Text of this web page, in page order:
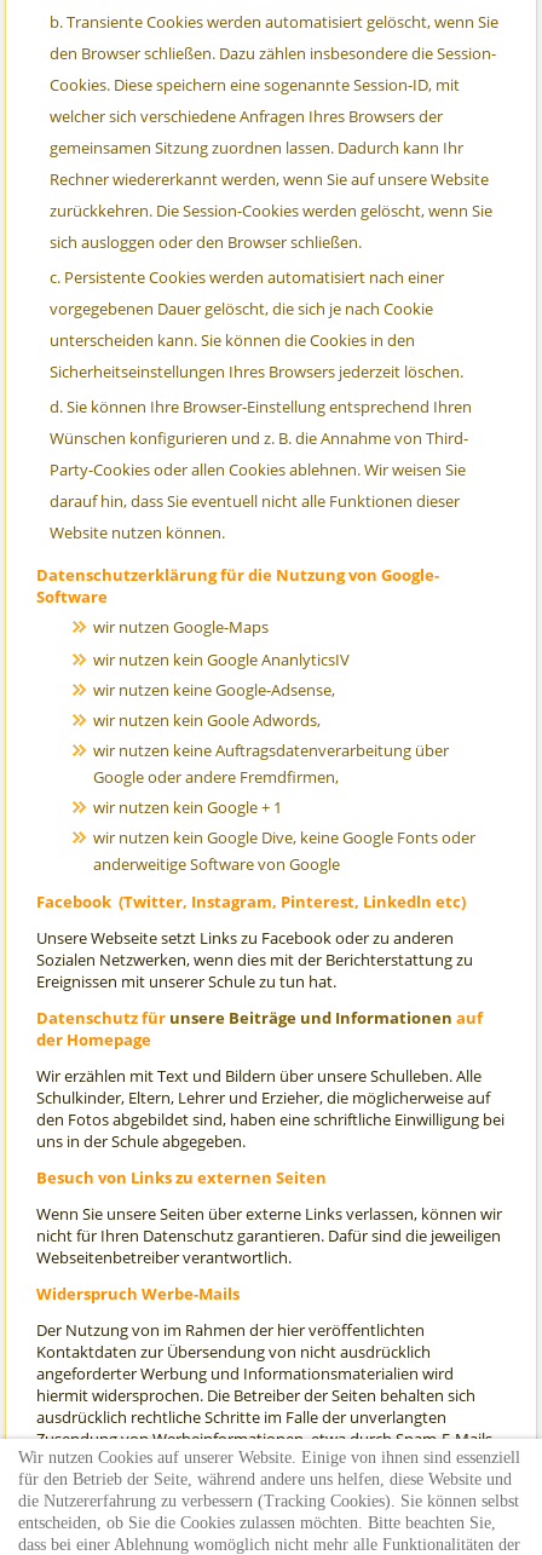
Transiente Cookies werden automatisiert gelöscht, wenn Sie
den Browser schließen. Dazu zählen insbesondere die Session-
Cookies. Diese speichern eine sogenannte Session-ID, mit
welcher sich verschiedene Anfragen Ihres Browsers der
gemeinsamen Sitzung zuordnen lassen. Dadurch kann Ihr
Rechner wiedererkannt werden, wenn Sie auf unsere Website
zurückkehren. Die Session-Cookies werden gelöscht, wenn Sie
sich ausloggen oder den Browser schließen.
Persistente Cookies werden automatisiert nach einer
vorgegebenen Dauer gelöscht, die sich je nach Cookie
unterscheiden kann. Sie können die Cookies in den
Sicherheitseinstellungen Ihres Browsers jederzeit löschen.
Sie können Ihre Browser-Einstellung entsprechend Ihren
Wünschen konfigurieren und z. B. die Annahme von Third-
Party-Cookies oder allen Cookies ablehnen. Wir weisen Sie
darauf hin, dass Sie eventuell nicht alle Funktionen dieser
Website nutzen können.
Datenschutzerklärung für die Nutzung von Google-
Software
wir nutzen Google-Maps
wir nutzen kein Google AnanlyticsIV
wir nutzen keine Google-Adsense,
wir nutzen kein Goole Adwords,
wir nutzen keine Auftragsdatenverarbeitung über
Google oder andere Fremdfirmen,
wir nutzen kein Google + 1
wir nutzen kein Google Dive, keine Google Fonts oder
anderweitige Software von Google
Facebook (Twitter, Instagram, Pinterest, Linkedln etc)
Unsere Webseite setzt Links zu Facebook oder zu anderen
Sozialen Netzwerken, wenn dies mit der Berichterstattung zu
Ereignissen mit unserer Schule zu tun hat.
Datenschutz für unsere Beiträge und Informationen auf
der Homepage
Wir erzählen mit Text und Bildern über unsere Schulleben. Alle
Schulkinder, Eltern, Lehrer und Erzieher, die möglicherweise auf
den Fotos abgebildet sind, haben eine schriftliche Einwilligung bei
uns in der Schule abgegeben.
Besuch von Links zu externen Seiten
Wenn Sie unsere Seiten über externe Links verlassen, können wir
nicht für Ihren Datenschutz garantieren. Dafür sind die jeweiligen
Webseitenbetreiber verantwortlich.
Widerspruch Werbe-Mails
Der Nutzung von im Rahmen der hier veröffentlichten
Kontaktdaten zur Übersendung von nicht ausdrücklich
angeforderter Werbung und Informationsmaterialien wird
hiermit widersprochen. Die Betreiber der Seiten behalten sich
ausdrücklich rechtliche Schritte im Falle der unverlangten
Zusendung von Werbeinformationen, etwa durch Spam-E-Mails,
vor.
letzte Aktualisierung: 01.11.2019
Quelle: Hinweispapier Kultusministerium Baden-Württemberg
Wir nutzen Cookies auf unserer Website. Einige von ihnen sind essenziell
für den Betrieb der Seite, während andere uns helfen, diese Website und
die Nutzererfahrung zu verbessern (Tracking Cookies). Sie können selbst
entscheiden, ob Sie die Cookies zulassen möchten. Bitte beachten Sie,
dass bei einer Ablehnung womöglich nicht mehr alle Funktionalitäten der